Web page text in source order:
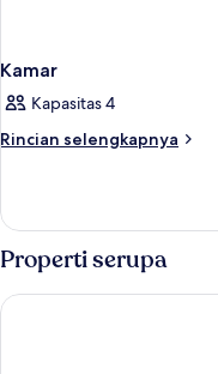
Kamar
Kapasitas 4
Rincian selengkapnya
Rincian
Kamar
Properti serupa
APA Hotel & Resort